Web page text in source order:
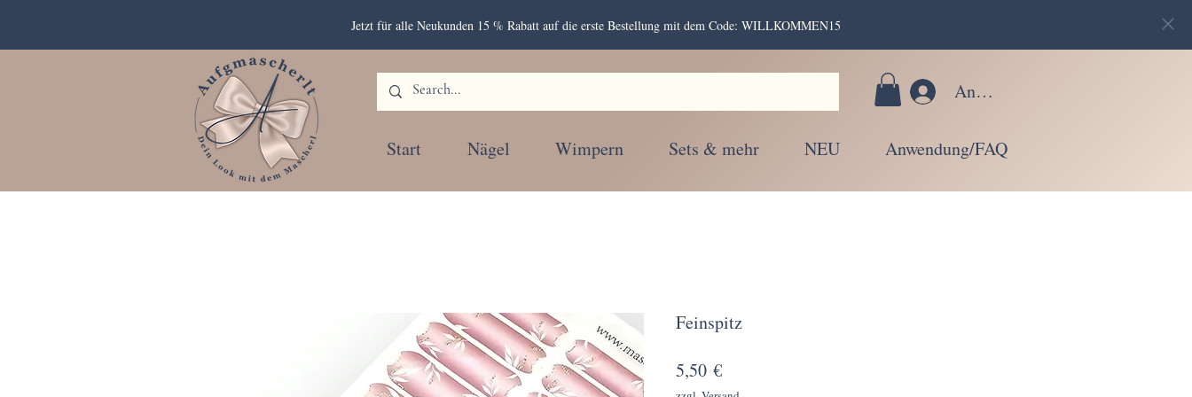
Jetzt für alle Neukunden 15 % Rabatt auf die erste Bestellung mit dem Code: WILLKOMMEN15
Anmelden
Start Nägel Wimpern Sets & mehr NEU Anwendung/FAQ
Feinspitz
5,50 €Preis